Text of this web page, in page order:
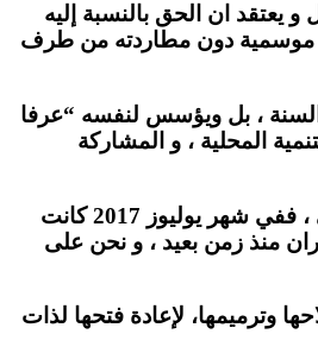
يعتقد ان الحق بالنسبة إليه
موسمية دون مطاردته من طرف
السنة ، بل ويؤسس لنفسه “عرفا
المحلية ، و المشاركة
شخصيا أشعر بالخجل الشديد عندما يذكر الجانب الثقافي ، او ما يؤطره من مؤسسات ، او من يساهم في إشعاعه من جمعيات المجتمع المدني ، ففي شهر يوليوز 2017 كانت
منذ زمن بعيد ، و نحن على
وترميمها، لإعادة فتحها لذات